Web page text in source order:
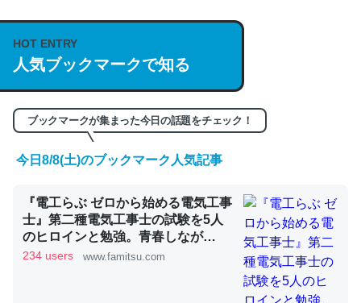
説してる記事が少ないので貴重な良記事。/続編来た
https://isobe324649.hatenablog.com/entry/2023/03/27
/064121
─GPTの仕組みと限界についての考察（１） - conceptualization
くらい。小説でいう「ずっと前の伏線」は回収されないけ
ど、短期記憶というには多い分量。進化すればするほど分
─GPTの仕組みと限界についての考察（１） - conceptualization
HOT ENTRY
人気ブックマークで知る
ブックマークが集まった今日の話題をチェック！
今日8/8(土)のブックマーク人気記事
『電工らぶ ゼロから始める電気工事
士』第二種電気工事士の試験を5人
のヒロインと勉強。青春しなが
ら“過去問1000問”や“本番形式CBT
234 users www.famitsu.com